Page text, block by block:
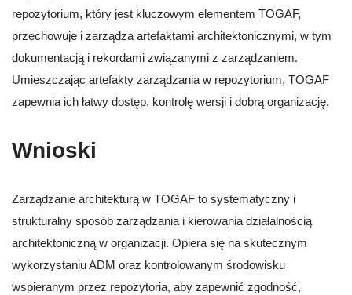
repozytorium, który jest kluczowym elementem TOGAF,
przechowuje i zarządza artefaktami architektonicznymi, w tym
dokumentacją i rekordami związanymi z zarządzaniem.
Umieszczając artefakty zarządzania w repozytorium, TOGAF
zapewnia ich łatwy dostęp, kontrolę wersji i dobrą organizację.
Wnioski
Zarządzanie architekturą w TOGAF to systematyczny i
strukturalny sposób zarządzania i kierowania działalnością
architektoniczną w organizacji. Opiera się na skutecznym
wykorzystaniu ADM oraz kontrolowanym środowisku
wspieranym przez repozytoria, aby zapewnić zgodność,